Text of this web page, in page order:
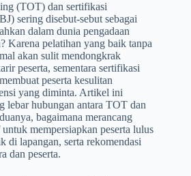
(TOT) dan sertifikasi
sering disebut-sebut sebagai
dalam dunia pengadaan
Karena pelatihan yang baik tanpa
akan sulit mendongkrak
peserta, sementara sertifikasi
peserta kesulitan
yang diminta. Artikel ini
lebar hubungan antara TOT dan
bagaimana merancang
mempersiapkan peserta lulus
di lapangan, serta rekomendasi
dan peserta.